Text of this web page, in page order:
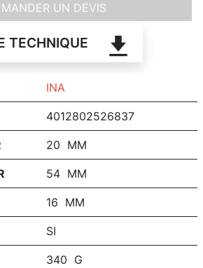
UN DEVIS
TECHNIQUE
INA
4012802526837
20 MM
54 MM
16 MM
SI
340 G